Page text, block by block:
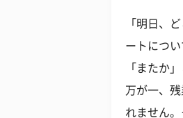
「明日、
ートにつ
「またか
万が一、
れません